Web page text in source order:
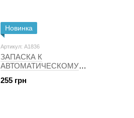
Новинка
Артикул: A1836
ЗАПАСКА К
АВТОМАТИЧЕСКОМУ
WICK FRESH MATIC VANIGLIA E
255 грн